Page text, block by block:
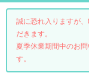
誠に恐れ入りますが
だきます。
夏季休業期間中のお
す。